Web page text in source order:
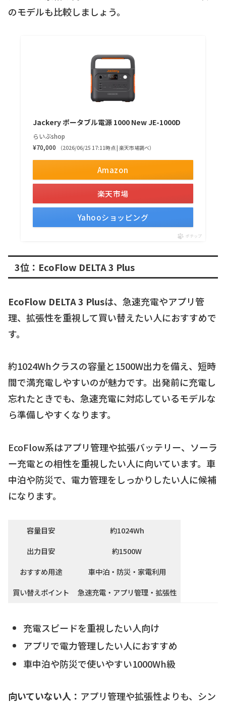
のモデルも比較しましょう。
Jackery ポータブル電源 1000 New JE-1000D
らいぶshop
¥70,000
（2026/06/25 17:11時点 | 楽天市場調べ）
Amazon
楽天市場
Yahooショッピング
ポチップ
3位：EcoFlow DELTA 3 Plus
EcoFlow DELTA 3 Plusは、急速充電やアプリ管
理、拡張性を重視して買い替えたい人におすすめで
す。
約1024Whクラスの容量と1500W出力を備え、短時
間で満充電しやすいのが魅力です。出発前に充電し
忘れたときでも、急速充電に対応しているモデルな
ら準備しやすくなります。
EcoFlow系はアプリ管理や拡張バッテリー、ソーラ
ー充電との相性を重視したい人に向いています。車
中泊や防災で、電力管理をしっかりしたい人に候補
になります。
容量目安
約1024Wh
出力目安
約1500W
おすすめ用途
車中泊・防災・家電利用
買い替えポイント
急速充電・アプリ管理・拡張性
充電スピードを重視したい人向け
アプリで電力管理したい人におすすめ
車中泊や防災で使いやすい1000Wh級
向いていない人： アプリ管理や拡張性よりも、シン